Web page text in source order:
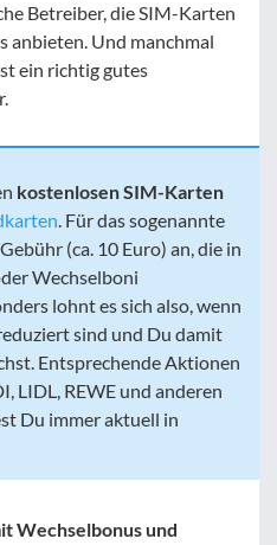
Betreiber, die SIM-Karten
anbieten. Und manchmal
ein richtig gutes
kostenlosen SIM-Karten
. Für das sogenannte
(ca. 10 Euro) an, die in
Wechselboni
lohnt es sich also, wenn
sind und Du damit
Entsprechende Aktionen
LIDL, REWE und anderen
Du immer aktuell in
Wechselbonus und